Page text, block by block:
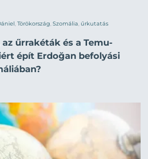
, Törökország, Szomália, űrkutatás
űrrakéták és a Temu-
épít Erdoğan befolyási